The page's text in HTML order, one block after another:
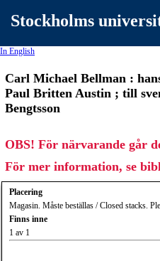
Stockholms
In English
Carl Michael Bellman :
Paul Britten Austin ; till
Bengtsson
OBS! För närvarande går
För mer information, se
Placering
Magasin. Måste beställas / Closed stacks.
Finns inne
1 av 1